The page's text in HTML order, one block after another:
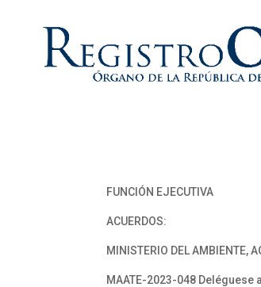
FUNCIÓN EJECUTIVA
ACUERDOS:
MINISTERIO DEL AMBIENTE,
MAATE-2023-048